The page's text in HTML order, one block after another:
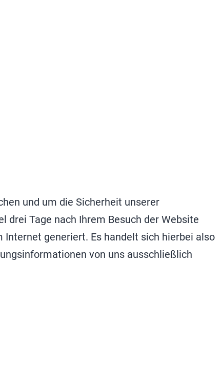
und um die Sicherheit unserer
drei Tage nach Ihrem Besuch der Website
generiert. Es handelt sich hierbei also
von uns ausschließlich